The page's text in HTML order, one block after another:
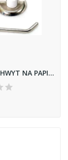
PORAJ-UCHWYT NA PAPIER TOALETOWY Z KLAPKĄ BIAŁY